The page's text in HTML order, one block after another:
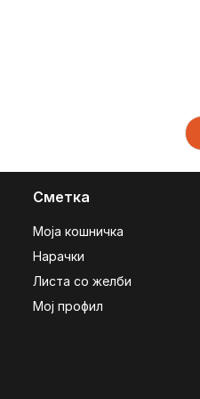
Сметка
Моја кошничка
Нарачки
Листа со желби
Мој профил